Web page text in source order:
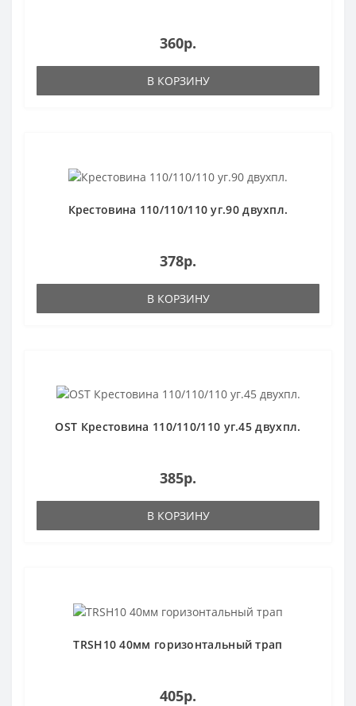
360р.
В КОРЗИНУ
Крестовина 110/110/110 уг.90 двухпл.
378р.
В КОРЗИНУ
OST Крестовина 110/110/110 уг.45 двухпл.
385р.
В КОРЗИНУ
TRSH10 40мм горизонтальный трап
405р.